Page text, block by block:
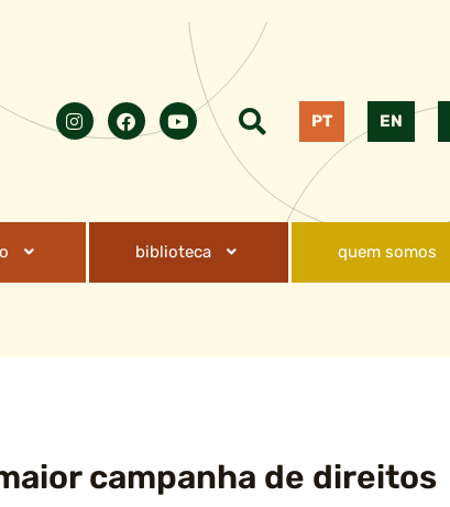
PT EN
biblioteca quem somos
campanha de direitos